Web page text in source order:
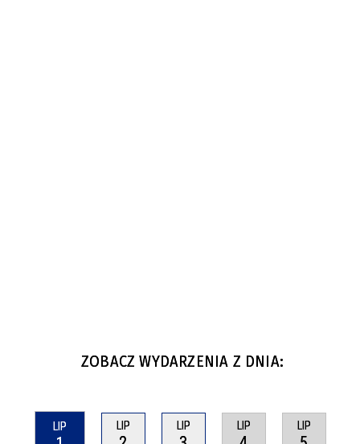
ZOBACZ WYDARZENIA Z DNIA:
LIP LIP LIP LIP LIP